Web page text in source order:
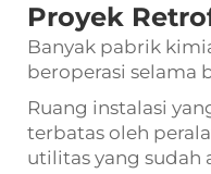
Proyek
Banyak pabrik
beroperasi selama
Ruang instalasi
terbatas oleh
utilitas yang sudah